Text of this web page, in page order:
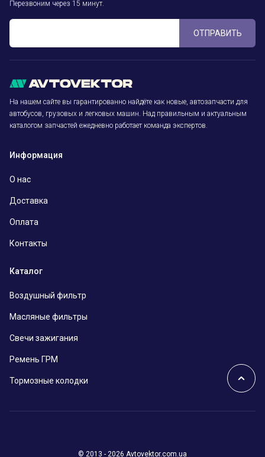
Перезвоним через 15 минут.
ОТПРАВИТЬ
На нашем сайте вы гарантированно найдёте как новые, автозапчасти для
автобусов, грузовых и легковых машин. Над правильным и актуальным
каталогом запчастей ежедневно работает команда экспертов.
Информация
О нас
Доставка
Оплата
Контакты
Каталог
Воздушный фильтр
Масляные фильтры
Свечи зажигания
Ремень ГРМ
Тормозные колодки
© 2013 - 2026 Avtovektor.com.ua